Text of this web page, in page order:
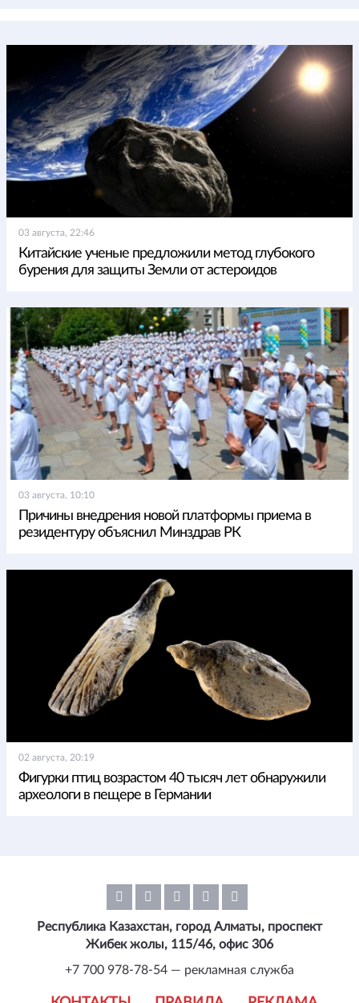
03 августа, 22:46
Китайские ученые предложили метод глубокого
бурения для защиты Земли от астероидов
03 августа, 10:10
Причины внедрения новой платформы приема в
резидентуру объяснил Минздрав РК
02 августа, 20:19
Фигурки птиц возрастом 40 тысяч лет обнаружили
археологи в пещере в Германии
Республика Казахстан, город Алматы, проспект
Жибек жолы, 115/46, офис 306
+7 700 978-78-54 — рекламная служба